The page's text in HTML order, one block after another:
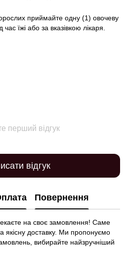
приймайте одну (1) овочеву
їжі або за вказівкою лікаря.
перший відгук
відгук
Повернення
на своє замовлення! Саме
якісну доставку. Ми пропонуємо
вибирайте найзручніший